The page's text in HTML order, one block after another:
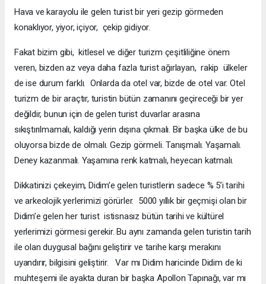
Hava ve karayolu ile gelen turist bir yeri gezip görmeden
konaklıyor, yiyor, içiyor, çekip gidiyor.
Fakat bizim gibi, kitlesel ve diğer turizm çeşitliliğine önem
veren, bizden az veya daha fazla turist ağırlayan, rakip ülkeler
de ise durum farklı. Onlarda da otel var, bizde de otel var. Otel
turizm de bir araçtır, turistin bütün zamanını geçireceği bir yer
değildir, bunun için de gelen turist duvarlar arasına
sıkıştırılmamalı, kaldığı yerin dışına çıkmalı. Bir başka ülke de bu
oluyorsa bizde de olmalı. Gezip görmeli. Tanışmalı. Yaşamalı.
Deney kazanmalı. Yaşamına renk katmalı, heyecan katmalı.
Dikkatinizi çekeyim, Didim’e gelen turistlerin sadece % 5’i tarihi
ve arkeolojik yerlerimizi görürler. 5000 yıllık bir geçmişi olan bir
Didim’e gelen her turist istisnasız bütün tarihi ve kültürel
yerlerimizi görmesi gerekir. Bu aynı zamanda gelen turistin tarih
ile olan duygusal bağını geliştirir ve tarihe karşı merakını
uyandırır, bilgisini geliştirir. Var mı Didim haricinde Didim de ki
muhteşemi ile ayakta duran bir başka Apollon Tapınağı, var mı